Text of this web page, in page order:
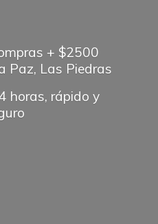
+ $2500
Paz, Las Piedras
horas, rápido y